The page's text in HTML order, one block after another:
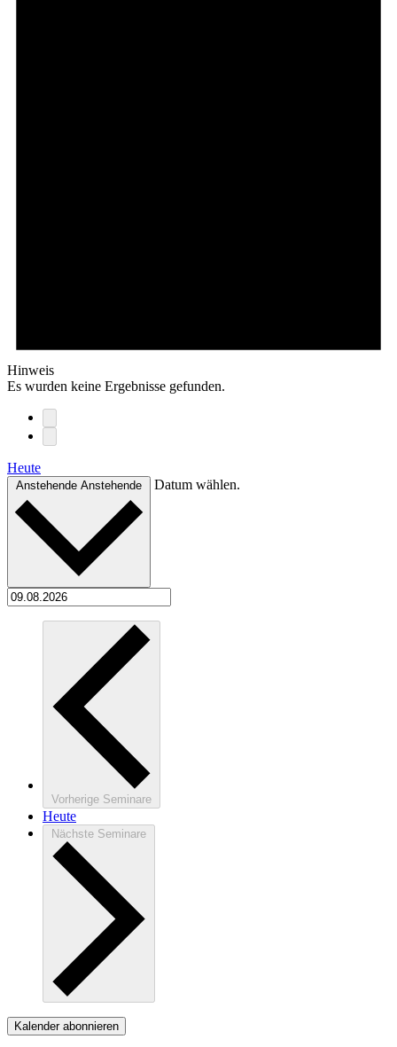
Hinweis
Es wurden keine Ergebnisse gefunden.
Heute
Anstehende Anstehende Datum wählen.
Vorherige Seminare
Heute
Nächste Seminare
Kalender abonnieren